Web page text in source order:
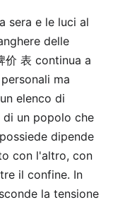
sera e le luci al
delle
价 表 continua a
ma
elenco di
di un popolo che
dipende
con l'altro, con
il confine. In
la tensione